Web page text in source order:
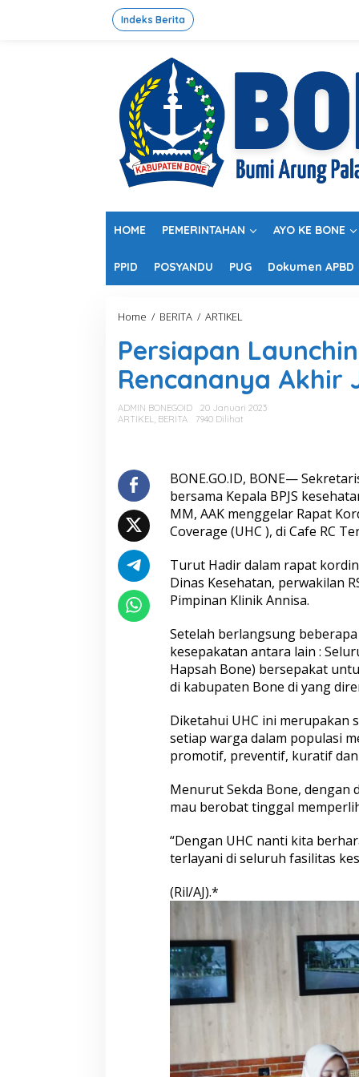
Indeks Berita
HOME PEMERINTAHAN AYO KE BONE
PPID POSYANDU PUG Dokumen APBD
Home / BERITA / ARTIKEL
i
a
p
n
c
h
g
H
C
S
e
d
a
o
n
:
e
n
a
n
a
r
Persiapan
Rencananya Akhir
ADMIN BONEGOID
20 Januari 2023
ARTIKEL, BERITA 7940 Dilihat
BONE.GO.ID, BONE—
bersama Kepala BPJS
MM, AAK menggelar Rapat
Coverage (UHC ), di Cafe RC
Turut Hadir dalam rapat
Dinas Kesehatan, perwakilan
Pimpinan Klinik Annisa.
Setelah berlangsung
kesepakatan antara lain :
Hapsah Bone) bersepakat
di kabupaten Bone di yang
Diketahui UHC ini merupakan
setiap warga dalam populasi
promotif, preventif, kuratif
Menurut Sekda Bone, dengan
mau berobat tinggal
“Dengan UHC nanti kita
terlayani di seluruh fasilitas
(Ril/AJ).*